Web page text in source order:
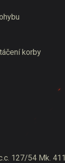
korby
127/54 Mk. 411